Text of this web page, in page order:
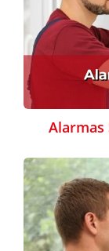
Alarmas